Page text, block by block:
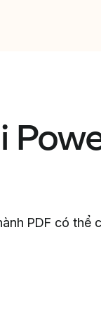
PDF có thể